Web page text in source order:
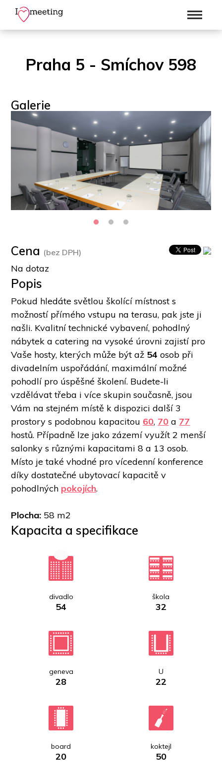
Praha 5 - Smíchov 598
Galerie
Cena (bez DPH)
Na dotaz
Popis
Pokud hledáte světlou školící místnost s
možností přímého vstupu na terasu, pak jste ji
našli. Kvalitní technické vybavení, pohodlný
nábytek a catering na vysoké úrovni zajistí pro
Vaše hosty, kterých může být až 54 osob při
divadelním uspořádání, maximální možné
pohodlí pro úspěšné školení. Budete-li
vzdělávat třeba i více skupin současně, jsou
Vám na stejném místě k dispozici další 3
prostory s podobnou kapacitou 60, 70 a 77
hostů. Případně lze jako zázemí využít 2 menší
salonky s různými kapacitami 8 a 13 osob.
Místo je také vhodné pro vícedenní konference
díky dostatečné ubytovací kapacitě v
pohodlných pokojích.
Plocha: 58 m2
Kapacita a specifikace
divadlo
54
škola
32
geneva
28
U
22
board
20
koktejl
50